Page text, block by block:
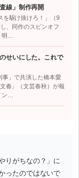
線」制作再開
駆け抜けろ！」（9
、同作のスピンオフ
明…
せいにした。これで
」で共演した橋本愛
春」（文芸春秋）が報
ン…
りがちなの？」に
ったのではないで